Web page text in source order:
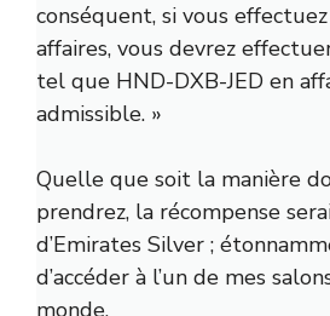
conséquent, si vous
affaires, vous devrez
tel que HND-DXB-JED en
admissible. »
Quelle que soit la manière
prendrez, la récompense
d’Emirates Silver ;
d’accéder à l’un de mes